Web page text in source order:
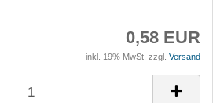
0,58 EUR
inkl. 19% MwSt. zzgl. Versand